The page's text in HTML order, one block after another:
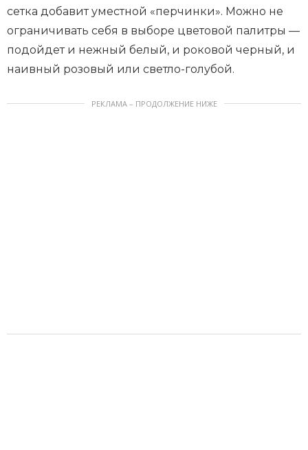
сетка добавит уместной «перчинки». Можно не
ограничивать себя в выборе цветовой палитры —
подойдет и нежный белый, и роковой черный, и
наивный розовый или светло-голубой.
РЕКЛАМА – ПРОДОЛЖЕНИЕ НИЖЕ